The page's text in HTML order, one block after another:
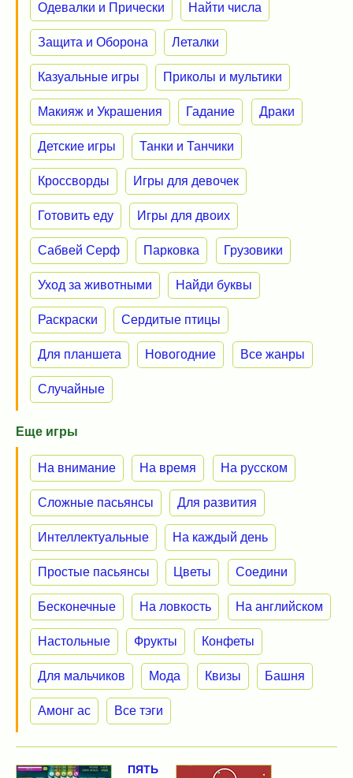
Одевалки и Прически Найти числа
Защита и Оборона Леталки
Казуальные игры Приколы и мультики
Макияж и Украшения Гадание Драки
Детские игры Танки и Танчики
Кроссворды Игры для девочек
Готовить еду Игры для двоих
Сабвей Серф Парковка Грузовики
Уход за животными Найди буквы
Раскраски Сердитые птицы
Для планшета Новогодние Все жанры
Случайные
Еще игры
На внимание На время На русском
Сложные пасьянсы Для развития
Интеллектуальные На каждый день
Простые пасьянсы Цветы Соедини
Бесконечные На ловкость На английском
Настольные Фрукты Конфеты
Для мальчиков Мода Квизы Башня
Амонг ас Все тэги
ПЯТЬ